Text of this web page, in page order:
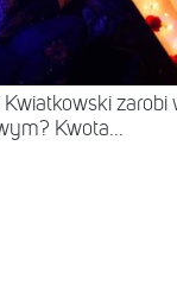
Kwiatkowski
Kwota...